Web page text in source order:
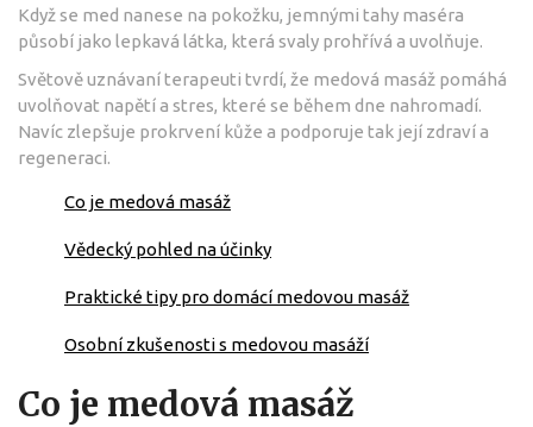
Když se med nanese na pokožku, jemnými tahy maséra
působí jako lepkavá látka, která svaly prohřívá a uvolňuje.
Světově uznávaní terapeuti tvrdí, že medová masáž pomáhá
uvolňovat napětí a stres, které se během dne nahromadí.
Navíc zlepšuje prokrvení kůže a podporuje tak její zdraví a
regeneraci.
Co je medová masáž
Vědecký pohled na účinky
Praktické tipy pro domácí medovou masáž
Osobní zkušenosti s medovou masáží
Co je medová masáž